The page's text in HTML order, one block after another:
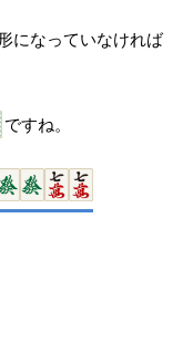
になっていなければ
ですね。